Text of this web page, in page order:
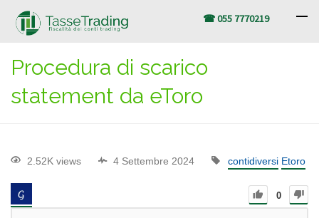
☎ 055 7770219
Procedura di scarico
statement da eToro
2.52K views 4 Settembre 2024 contidiversi Etoro
0